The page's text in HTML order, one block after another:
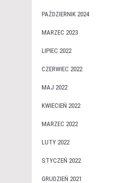
PAŹDZIERNIK 2024
MARZEC 2023
LIPIEC 2022
CZERWIEC 2022
MAJ 2022
KWIECIEŃ 2022
MARZEC 2022
LUTY 2022
STYCZEŃ 2022
GRUDZIEŃ 2021